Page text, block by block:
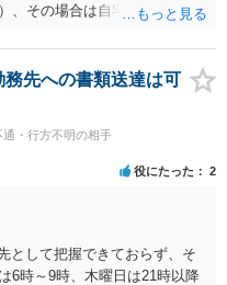
、その場合は自宅の住所調査
先への書類送達は可
通・行方不明の相手
役にたった 2
として把握できておらず、そ
6時～9時、木曜日は21時以降